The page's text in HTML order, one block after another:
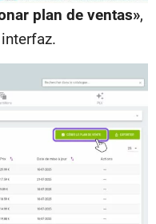
plan de ventas»,